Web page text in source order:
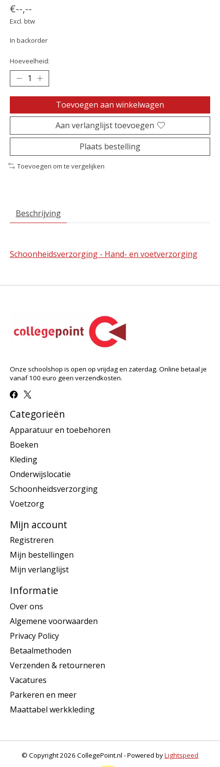
€--,--
Excl. btw
In backorder
Hoeveelheid:
Toevoegen aan winkelwagen
Aan verlanglijst toevoegen
Plaats bestelling
Toevoegen om te vergelijken
Beschrijving
Schoonheidsverzorging - Hand- en voetverzorging
Onze schoolshop is open op vrijdag en zaterdag. Online betaal je
vanaf 100 euro geen verzendkosten.
Categorieën
Apparatuur en toebehoren
Boeken
Kleding
Onderwijslocatie
Schoonheidsverzorging
Voetzorg
Mijn account
Registreren
Mijn bestellingen
Mijn verlanglijst
Informatie
Over ons
Algemene voorwaarden
Privacy Policy
Betaalmethoden
Verzenden & retourneren
Vacatures
Parkeren en meer
Maattabel werkkleding
© Copyright 2026 CollegePoint.nl - Powered byLightspeed